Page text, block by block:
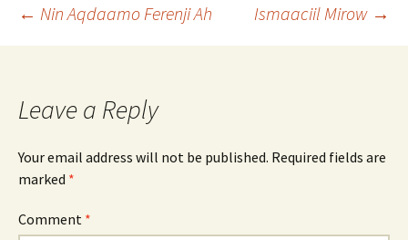
Post
← Nin Aqdaamo Ferenji Ah Ismaaciil Mirow →
Leave a Reply
Your email address will not be published. Required fields are
marked *
Comment *